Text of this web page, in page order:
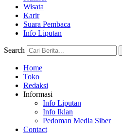
Wisata
Karir
Suara Pembaca
Info Liputan
Search
Home
Toko
Redaksi
Informasi
Info Liputan
Info Iklan
Pedoman Media Siber
Contact